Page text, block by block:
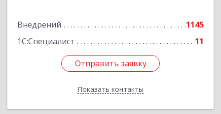
Внедрений
1145
1С:Специалист
11
Отправить заявку
Показать контакты
Отправить заявку
Назад